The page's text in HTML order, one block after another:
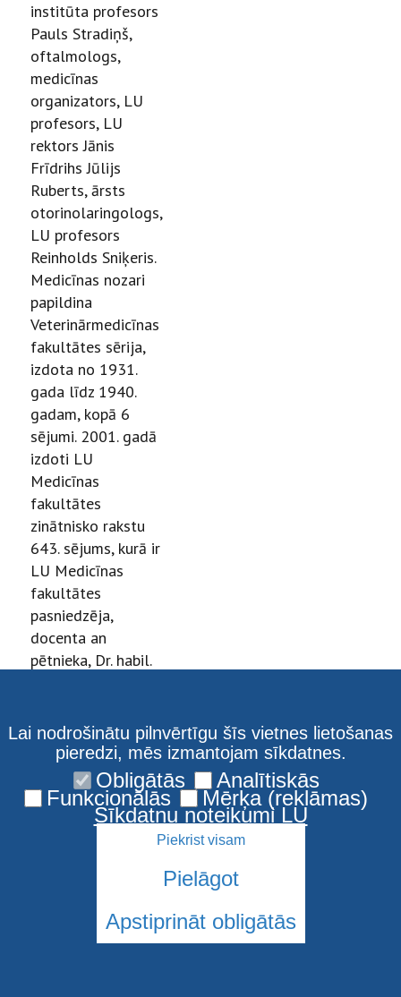
institūta profesors
Pauls Stradiņš,
oftalmologs,
medicīnas
organizators, LU
profesors, LU
rektors Jānis
Frīdrihs Jūlijs
Ruberts, ārsts
otorinolaringologs,
LU profesors
Reinholds Sniķeris.
Medicīnas nozari
papildina
Veterinārmedicīnas
fakultātes sērija,
izdota no 1931.
gada līdz 1940.
gadam, kopā 6
sējumi. 2001. gadā
izdoti LU
Medicīnas
fakultātes
zinātnisko rakstu
643. sējums, kurā ir
LU Medicīnas
fakultātes
pasniedzēja,
docenta an
pētnieka, Dr. habil.
Taivana, doc. Māra
Bukovska, asoc.
prof. Guntas
Strazdas, pētnieka
Normunda Jurkas
2004. gada līdz
Lai nodrošinātu pilnvērtīgu šīs vietnes lietošanas
pieredzi, mēs izmantojam sīkdatnes.
Obligātās Analītiskās
Funkcionālās Mērķa (reklāmas)
Sīkdatņu noteikumi LU
Piekrist visam
Pielāgot
Apstiprināt obligātās